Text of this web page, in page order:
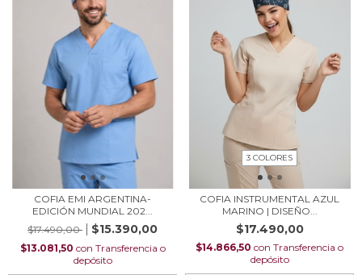
COFIA EMI ARGENTINA-
EDICIÓN MUNDIAL 202...
$17.490,00
$15.390,00
$13.081,50 con Transferencia o
depósito
3 COLORES
COFIA INSTRUMENTAL AZUL
MARINO | DISEÑO...
$17.490,00
$14.866,50 con Transferencia o
depósito